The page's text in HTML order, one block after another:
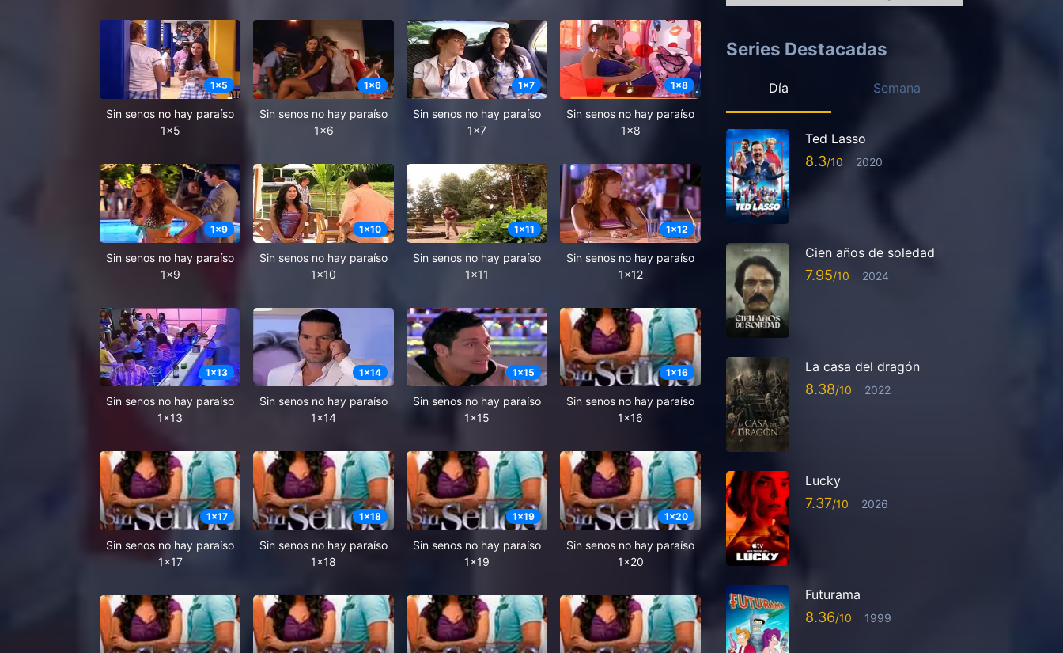
1x5
Sin senos no hay paraíso
1x5
1x6
Sin senos no hay paraíso
1x6
1x7
Sin senos no hay paraíso
1x7
1x8
Sin senos no hay paraíso
1x8
1x9
Sin senos no hay paraíso
1x9
1x10
Sin senos no hay paraíso
1x10
1x11
Sin senos no hay paraíso
1x11
1x12
Sin senos no hay paraíso
1x12
1x13
Sin senos no hay paraíso
1x13
1x14
Sin senos no hay paraíso
1x14
1x15
Sin senos no hay paraíso
1x15
1x16
Sin senos no hay paraíso
1x16
1x17
Sin senos no hay paraíso
1x17
1x18
Sin senos no hay paraíso
1x18
1x19
Sin senos no hay paraíso
1x19
1x20
Sin senos no hay paraíso
1x20
Series Destacadas
Día Semana
Ted Lasso
8.3 2020
Cien años de soledad
7.95 2024
La casa del dragón
8.38 2022
Lucky
7.37 2026
Futurama
8.36 1999